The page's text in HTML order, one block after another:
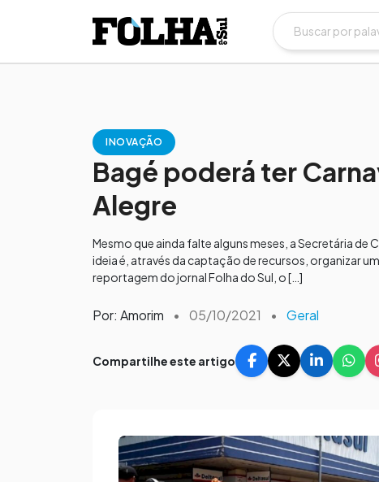
INOVAÇÃO
Bagé poderá ter
Alegre
Mesmo que ainda falte alguns meses, a Secretária de
ideia é, através da captação de recursos, organizar
reportagem do jornal Folha do Sul, o […]
Por: Amorim • 05/10/2021 • Geral
Compartilhe este artigo